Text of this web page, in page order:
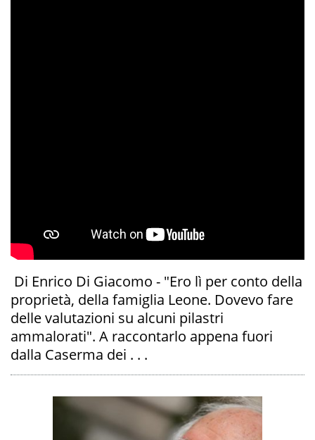
Di Enrico Di Giacomo - "Ero lì per conto della
proprietà, della famiglia Leone. Dovevo fare
delle valutazioni su alcuni pilastri
ammalorati". A raccontarlo appena fuori
dalla Caserma dei . . .